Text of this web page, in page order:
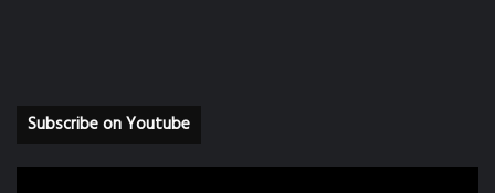
Subscribe on Youtube